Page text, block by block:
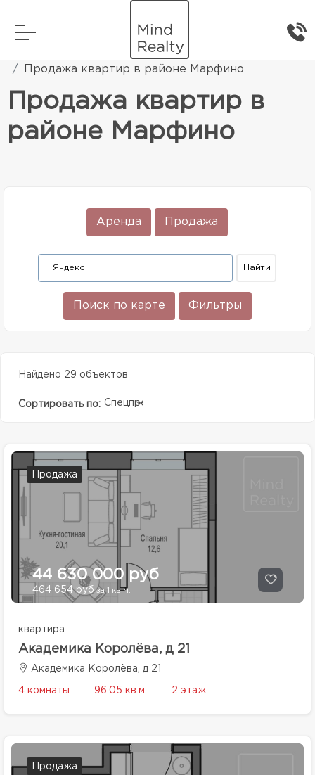
Элитная жилая недвижимость
Продажа квартир в районе Марфино
Продажа квартир в
районе Марфино
Аренда Продажа
Поиск по карте Фильтры
Найдено 29 объектов
Сортировать по: Спецпредолжение
Продажа
44 630 000 руб
464 654 рубза 1 кв.м.
квартира
Академика Королёва, д 21
Академика Королёва, д 21
4 комнаты 96.05 кв.м. 2 этаж
Продажа